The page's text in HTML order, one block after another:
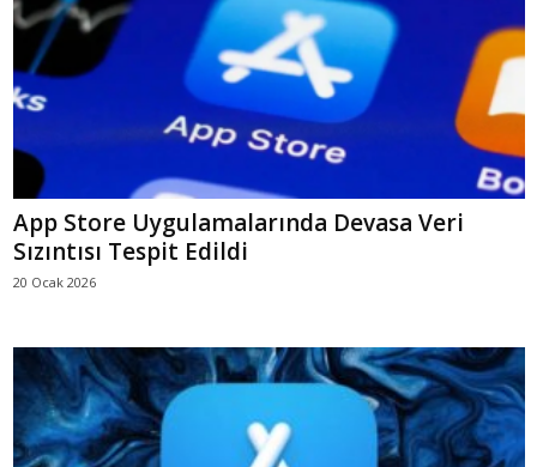
App Store Uygulamalarında Devasa Veri
Sızıntısı Tespit Edildi
20 Ocak 2026